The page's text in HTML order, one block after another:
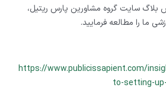
بلاگ سایت گروه مشاورین پارس ریتیل،
ما را مطالعه فرمایید.
https://www.publicissapient.com/
to-setting-